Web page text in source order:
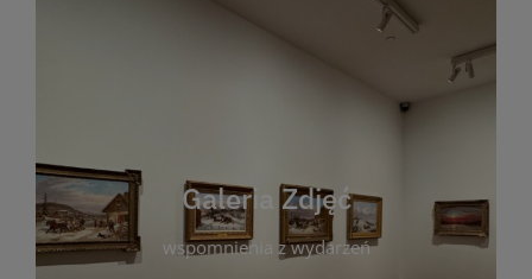
Galeria Zdjęć
wspomnienia z wydarzeń
Galeria Zdjęć
wspomnienia z wydarzeń, spotkań i projektów
którym można zobaczyć, jak żyje nasza biblioteka
i jej społeczność. Zdjęcia dokumentują zarówno
uroczyste chwile, jak i codzienne aktywności
czytelników. Regularnie dodajemy nowe galerie,